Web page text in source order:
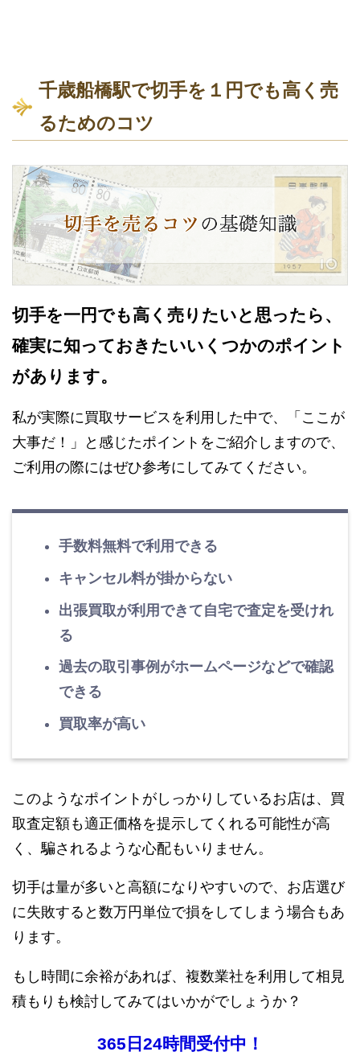
千歳船橋駅で切手を１円でも高く売
るためのコツ
切手を一円でも高く売りたいと思ったら、
確実に知っておきたいいくつかのポイント
があります。
私が実際に買取サービスを利用した中で、「ここが
大事だ！」と感じたポイントをご紹介しますので、
ご利用の際にはぜひ参考にしてみてください。
手数料無料で利用できる
キャンセル料が掛からない
出張買取が利用できて自宅で査定を受けれ
る
過去の取引事例がホームページなどで確認
できる
買取率が高い
このようなポイントがしっかりしているお店は、買
取査定額も適正価格を提示してくれる可能性が高
く、騙されるような心配もいりません。
切手は量が多いと高額になりやすいので、お店選び
に失敗すると数万円単位で損をしてしまう場合もあ
ります。
もし時間に余裕があれば、複数業社を利用して相見
積もりも検討してみてはいかがでしょうか？
365日24時間受付中！